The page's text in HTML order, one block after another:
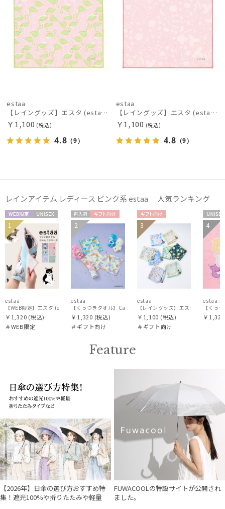
POLO RALPH LAUREN
ポロ ラルフ ローレン
SWASH LONDON
スウォッシュロンドン
傘機能
その他
価格・割引率
販売状況
estaa
【レイングッズ】エスタ (estaa) くっつきタオル
￥1,100 (税込)
4.8 （9）
estaa
【レイングッズ】エスタ (estaa) くっつきタオル
￥1,100 (税込)
4.8 （9）
レインアイテム レディース ピンク系 estaa 人気ランキング
WEB限
定
UNISE
X
1
estaa
【WEB限定】エスタ (estaa) くっつきタオル ねこ
￥1,320 (税込)
＃WEB限定
再入
荷
ギフト
向け
UNISE
X
2
estaa
【くっつきタオル】CareBearsTM（ケアベアTM）全面プリン
￥1,320 (税込)
＃ギフト向け
ギフト
向け
UNISE
X
3
estaa
【レイングッズ】エスタ (estaa) く
￥1,100 (税込)
＃ギフト向け
UNISE
X
4
estaa
【くっ
￥1,320
Feature
【2026年】日傘の選び方おすすめ特
集！遮光100%や折りたたみや軽量
FUWACOOLの特設サイトが公開され
ました。